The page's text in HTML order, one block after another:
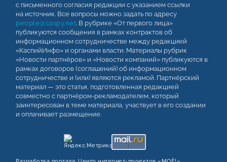
с письменного согласия редакции с указанием ссылки
на источник. Все вопросы можно задать по адресу
people@caspy.net. В рубрике «От первого лица»
публикуются сообщения в рамках контрактов об
информационном сотрудничестве между редакцией
«КаспийИнфо» и органами власти. Материалы рубрик
«Новости партнёров» и «Новости компаний» публикуются в
рамках договоров (соглашений) об информационном
сотрудничестве и (или) являются рекламой. Партнёрский
материал — это статья, подготовленная редакцией
совместно с партнёром-рекламодателем, который
заинтересован в теме материала, участвует в его создании
и оплачивает размещение.